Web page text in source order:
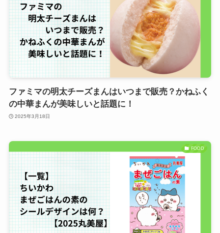
ファミマの明太チーズまんはいつまで販売？かねふく
の中華まんが美味しいと話題に！
2025年3月18日
FOOD